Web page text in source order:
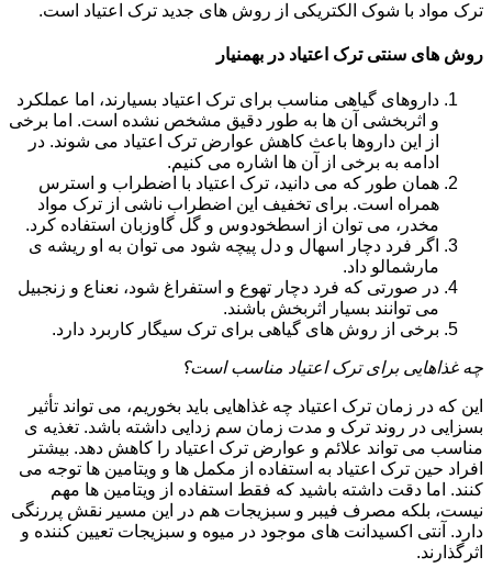
ترک مواد با شوک الکتریکی از روش های جدید ترک اعتیاد است.
روش های سنتی ترک اعتیاد در بهمنیار
داروهای گیاهی مناسب برای ترک اعتیاد بسیارند، اما عملکرد
و اثربخشی آن ها به طور دقیق مشخص نشده است. اما برخی
از این داروها باعث کاهش عوارض ترک اعتیاد می شوند. در
ادامه به برخی از آن ها اشاره می کنیم.
همان طور که می دانید، ترک اعتیاد با اضطراب و استرس
همراه است. برای تخفیف این اضطراب ناشی از ترک مواد
مخدر، می توان از اسطخودوس و گل گاوزبان استفاده کرد.
اگر فرد دچار اسهال و دل پیچه شود می توان به او ریشه ی
مارشمالو داد.
در صورتی که فرد دچار تهوع و استفراغ شود، نعناع و زنجبیل
می توانند بسیار اثربخش باشند.
برخی از روش های گیاهی برای ترک سیگار کاربرد دارد.
چه غذاهایی برای ترک اعتیاد مناسب است؟
این که در زمان ترک اعتیاد چه غذاهایی باید بخوریم، می تواند تأثیر
بسزایی در روند ترک و مدت زمان سم زدایی داشته باشد. تغذیه ی
مناسب می تواند علائم و عوارض ترک اعتیاد را کاهش دهد. بیشتر
افراد حین ترک اعتیاد به استفاده از مکمل ها و ویتامین ها توجه می
کنند. اما دقت داشته باشید که فقط استفاده از ویتامین ها مهم
نیست، بلکه مصرف فیبر و سبزیجات هم در این مسیر نقش پررنگی
دارد. آنتی اکسیدانت های موجود در میوه و سبزیجات تعیین کننده و
اثرگذارند.